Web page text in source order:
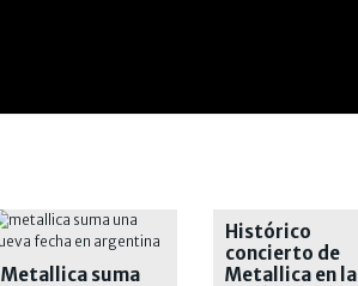
Metallica suma
Histórico
concierto de
Metallica en la